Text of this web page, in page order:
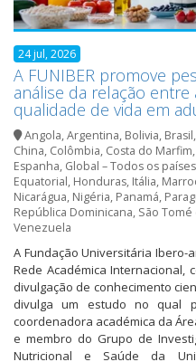
24 jul, 2026
A FUNIBER promove
análise da relação
qualidade de vida em
Angola,Argentina, Bolivia, Brasil,
China, Colômbia, Costa do Marfim,
Espanha, Global – Todos os países
Equatorial, Honduras, Itália,
Nicarágua, Nigéria, Panamá,
República Dominicana, São
Venezuela
A Fundação Universitária Ibero-
Rede Académica
divulgação de conhecimento
divulga um estudo no qual
coordenadora académica da
e membro do Grupo de
Nutricional e Saúde da